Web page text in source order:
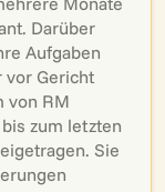
Darüber
Aufgaben
vor Gericht
von RM
zum letzten
Sie